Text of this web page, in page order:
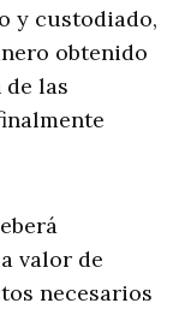
y custodiado,
obtenido
las
valor de
necesarios